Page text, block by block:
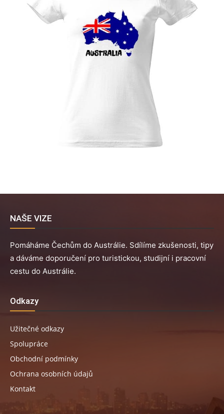
NAŠE VIZE
Pomáháme Čechům do Austrálie. Sdílíme zkušenosti, tipy
a dáváme doporučení pro turistickou, studijní i pracovní
cestu do Austrálie.
Odkazy
Užitečné odkazy
Spolupráce
Obchodní podmínky
Ochrana osobních údajů
Kontakt